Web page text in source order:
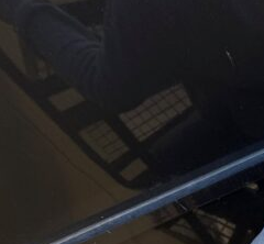
eBlad
Aktivitetskalender
Bransjekommentar